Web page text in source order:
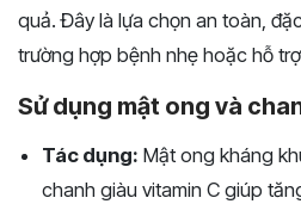
quả. Đây là lựa chọn an toàn,
trường hợp bệnh nhẹ hoặc hỗ
Sử dụng mật ong và
Tác dụng: Mật ong kháng
chanh giàu vitamin C giúp